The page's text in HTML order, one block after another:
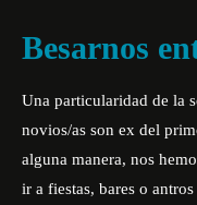
Besarnos
Una particularidad de la
novios/as son ex del
alguna manera, nos
ir a fiestas, bares o